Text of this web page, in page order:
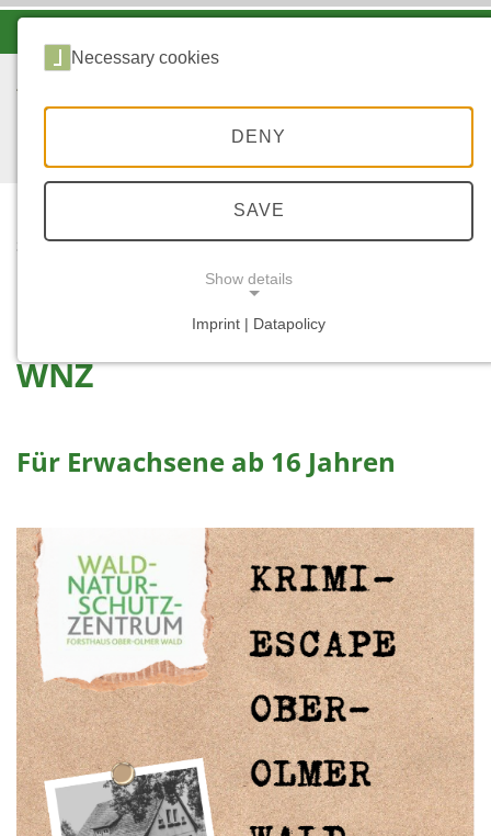
START ...
Krimi-Escape-Game am
WNZ
Für Erwachsene ab 16 Jahren
Necessary cookies
DENY
SAVE
Show details
Imprint | Datapolicy